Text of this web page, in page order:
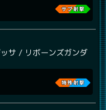
サ / リボーンズガンダ